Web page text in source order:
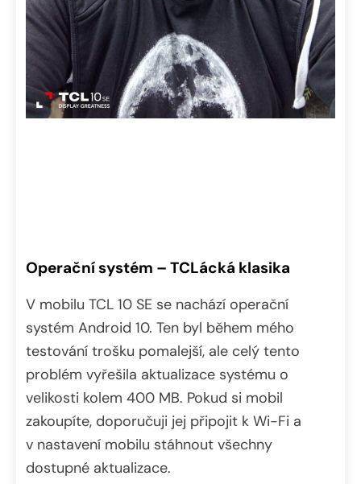
Operační systém – TCLácká klasika
V mobilu TCL 10 SE se nachází operační
systém Android 10. Ten byl během mého
testování trošku pomalejší, ale celý tento
problém vyřešila aktualizace systému o
velikosti kolem 400 MB. Pokud si mobil
zakoupíte, doporučuji jej připojit k Wi-Fi a
v nastavení mobilu stáhnout všechny
dostupné aktualizace.